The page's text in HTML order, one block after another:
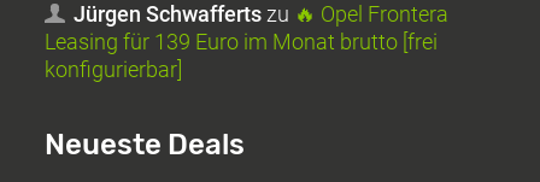
Jürgen Schwaffertszu 🔥 Opel Frontera
Leasing für 139 Euro im Monat brutto [frei
konfigurierbar]
Neueste Deals